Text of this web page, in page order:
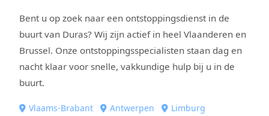
Bent u op zoek naar een ontstoppingsdienst in de
buurt van Duras? Wij zijn actief in heel Vlaanderen en
Brussel. Onze ontstoppingsspecialisten staan dag en
nacht klaar voor snelle, vakkundige hulp bij u in de
buurt.
Vlaams-Brabant Antwerpen
Limburg